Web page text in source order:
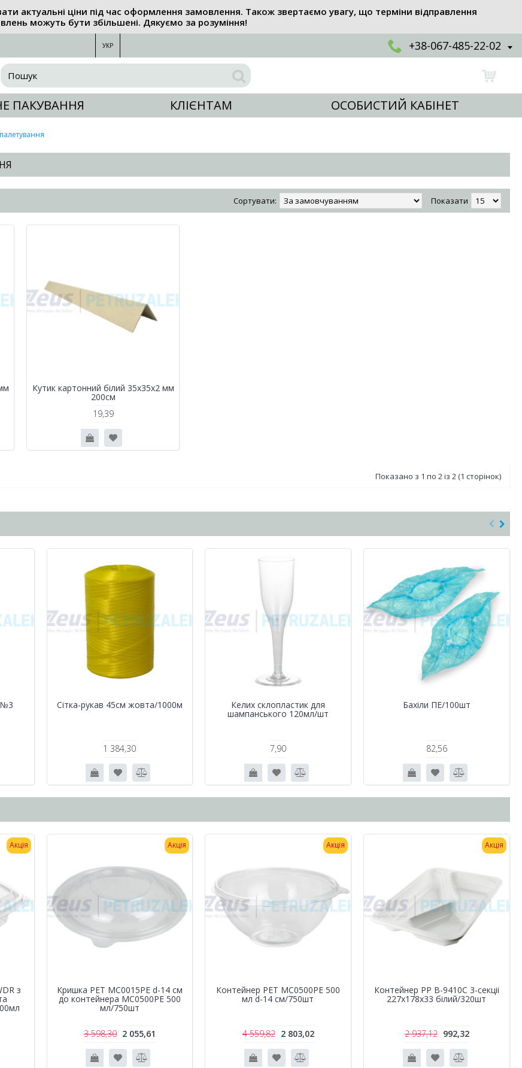
актуальні ціни під час оформлення замовлення. Також звертаємо увагу, що терміни відправлення
можуть бути збільшені. Дякуємо за розуміння!
УКР +38-067-485-22-02
ПАКУВАННЯ КЛІЄНТАМ ОСОБИСТИЙ КАБІНЕТ
Показати
Сортувати:
Кутик картонний білий 35x35х2 мм
200см
19,39
Показано з 1 по 2 із 2 (1 сторінок)
№3 Сітка-рукав 45см жовта/1000м
1 384,30
Келих склопластик для
шампанського 120мл/шт
7,90
Бахіли ПЕ/100шт
82,56
Акція
з
Акція
Кришка РЕТ MC0015PE d-14 см
до контейнера MC0500PE 500
мл/750шт
3 598,30 2 055,61
Акція
Контейнер РЕТ MC0500PE 500
мл d-14 см/750шт
4 559,82 2 803,02
Акція
Контейнер РР B-9410C 3-секціі
227х178х33 білий/320шт
2 937,12 992,32